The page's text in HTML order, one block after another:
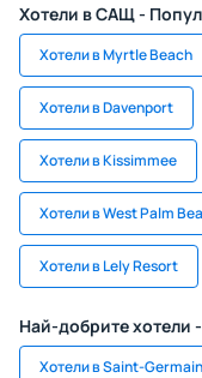
Хотели в САЩ -
Хотели в Myrtle Beach
Хотели в Davenport
Хотели в Kissimmee
Хотели в West Palm
Хотели в Lely Resort
Най-добрите хотели
Хотели в Saint-